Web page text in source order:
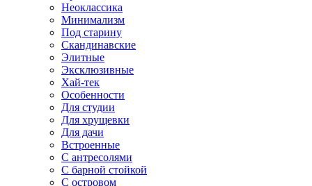
Неоклассика
Минимализм
Под старину
Скандинавские
Элитные
Эксклюзивные
Хай-тек
Особенности
Для студии
Для хрущевки
Для дачи
Встроенные
С антресолями
С барной стойкой
С островом